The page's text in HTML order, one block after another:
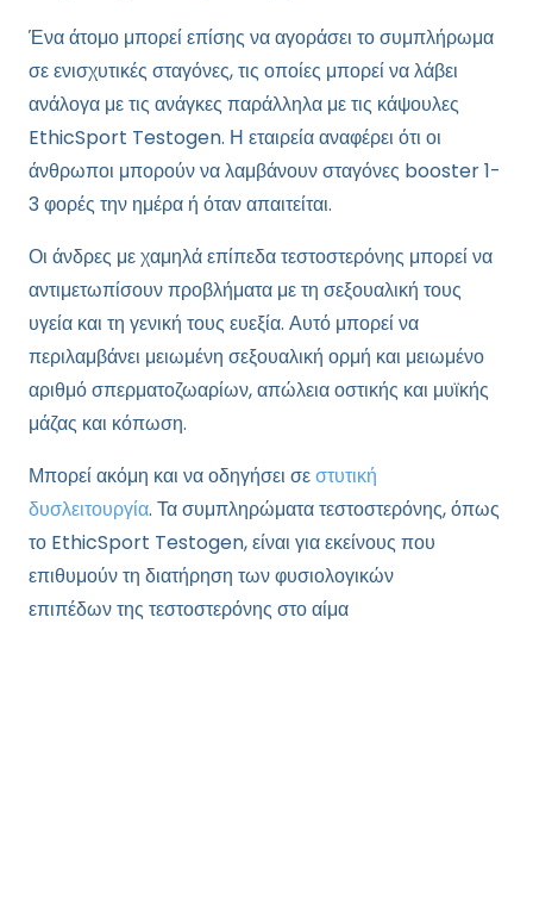
Ένα άτομο μπορεί επίσης να αγοράσει το συμπλήρωμα
σε ενισχυτικές σταγόνες, τις οποίες μπορεί να λάβει
ανάλογα με τις ανάγκες παράλληλα με τις κάψουλες
EthicSport Testogen. Η εταιρεία αναφέρει ότι οι
άνθρωποι μπορούν να λαμβάνουν σταγόνες booster 1-
3 φορές την ημέρα ή όταν απαιτείται.
Οι άνδρες με χαμηλά επίπεδα τεστοστερόνης μπορεί να
αντιμετωπίσουν προβλήματα με τη σεξουαλική τους
υγεία και τη γενική τους ευεξία. Αυτό μπορεί να
περιλαμβάνει μειωμένη σεξουαλική ορμή και μειωμένο
αριθμό σπερματοζωαρίων, απώλεια οστικής και μυϊκής
μάζας και κόπωση.
Μπορεί ακόμη και να οδηγήσει σεστυτική
δυσλειτουργία. Τα συμπληρώματα τεστοστερόνης, όπως
το EthicSport Testogen, είναι για εκείνους που
επιθυμούντη διατήρηση των φυσιολογικών
επιπέδωντης τεστοστερόνης στο αίμα